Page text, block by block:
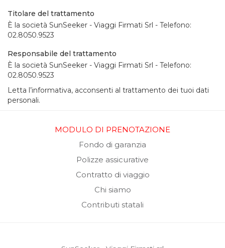
Titolare del trattamento
È la società SunSeeker - Viaggi Firmati Srl - Telefono:
02.8050.9523
Responsabile del trattamento
È la società SunSeeker - Viaggi Firmati Srl - Telefono:
02.8050.9523
Letta l’informativa, acconsenti al trattamento dei tuoi dati
personali.
MODULO DI PRENOTAZIONE
Fondo di garanzia
Polizze assicurative
Contratto di viaggio
Chi siamo
Contributi statali